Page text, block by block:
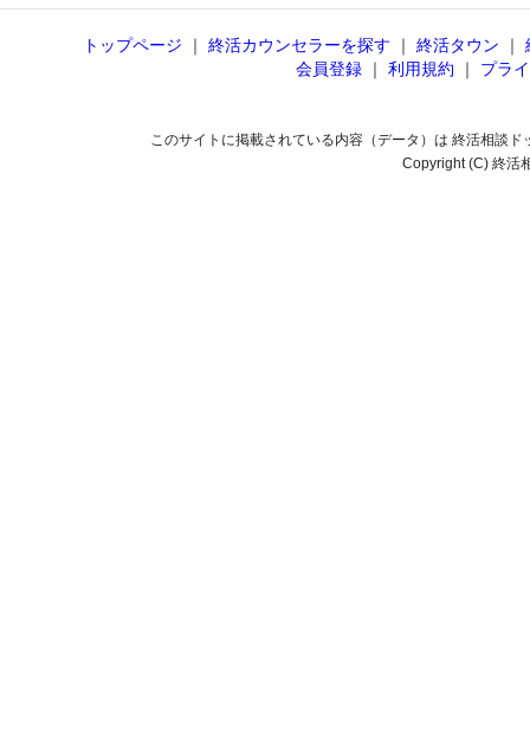
トップページ ｜ 終活カウンセラーを探す ｜ 終活タウン ｜
会員登録 ｜ 利用規約 ｜ プラ
このサイトに掲載されている内容（データ）は 終活相談
Copyright (C) 終活